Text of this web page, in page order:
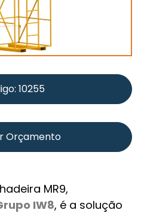
10255
Orçamento
MR9,
IW8, é a solução